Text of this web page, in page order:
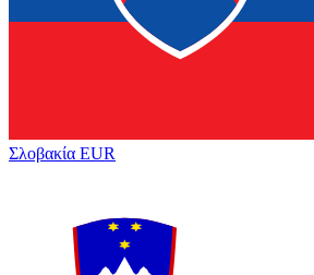
Σλοβακία EUR